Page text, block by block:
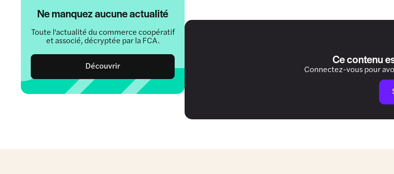
Ne manquez aucune actualité
Toute l'actualité du commerce coopératif
et associé, décryptée par la FCA.
Découvrir Ce contenu
Connectez-vous pour